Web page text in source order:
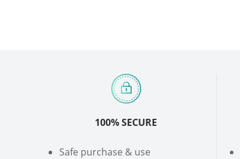
100% SECURE
Safe purchase & use